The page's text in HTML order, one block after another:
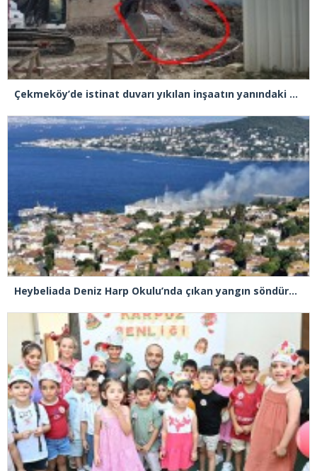
Çekmeköy’de istinat duvarı yıkılan inşaatın yanındaki 5 katlı bina boşaltıldı
Heybeliada Deniz Harp Okulu’nda çıkan yangın söndürüldü